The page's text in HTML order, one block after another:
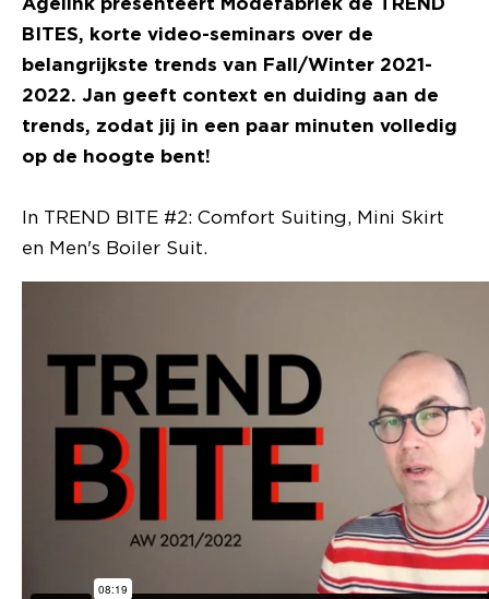
BITES, korte video-seminars over de
belangrijkste trends van Fall/Winter 2021-
2022. Jan geeft context en duiding aan de
trends, zodat jij in een paar minuten volledig
op de hoogte bent!
In TREND BITE #2: Comfort Suiting, Mini Skirt
en Men's Boiler Suit.